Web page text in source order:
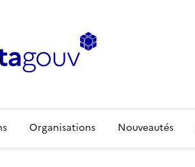
Organisations Nouveautés